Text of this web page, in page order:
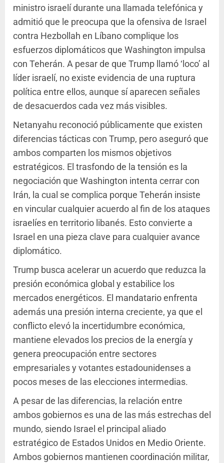
ministro israelí durante una llamada telefónica y
admitió que le preocupa que la ofensiva de Israel
contra Hezbollah en Líbano complique los
esfuerzos diplomáticos que Washington impulsa
con Teherán. A pesar de que Trump llamó ‘loco’ al
líder israelí, no existe evidencia de una ruptura
política entre ellos, aunque sí aparecen señales
de desacuerdos cada vez más visibles.
Netanyahu reconoció públicamente que existen
diferencias tácticas con Trump, pero aseguró que
ambos comparten los mismos objetivos
estratégicos. El trasfondo de la tensión es la
negociación que Washington intenta cerrar con
Irán, la cual se complica porque Teherán insiste
en vincular cualquier acuerdo al fin de los ataques
israelíes en territorio libanés. Esto convierte a
Israel en una pieza clave para cualquier avance
diplomático.
Trump busca acelerar un acuerdo que reduzca la
presión económica global y estabilice los
mercados energéticos. El mandatario enfrenta
además una presión interna creciente, ya que el
conflicto elevó la incertidumbre económica,
mantiene elevados los precios de la energía y
genera preocupación entre sectores
empresariales y votantes estadounidenses a
pocos meses de las elecciones intermedias.
A pesar de las diferencias, la relación entre
ambos gobiernos es una de las más estrechas del
mundo, siendo Israel el principal aliado
estratégico de Estados Unidos en Medio Oriente.
Ambos gobiernos mantienen coordinación militar,